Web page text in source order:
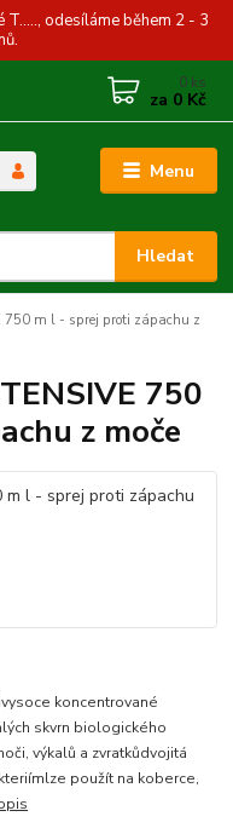
T....., odesíláme během 2 - 3
Menu
Hledat
0 ks
za 0 Kč
750 m l - sprej proti zápachu z
750
z moče
koncentrované
skvrn biologického
výkalů a zvratkůdvojitá
použít na koberce,